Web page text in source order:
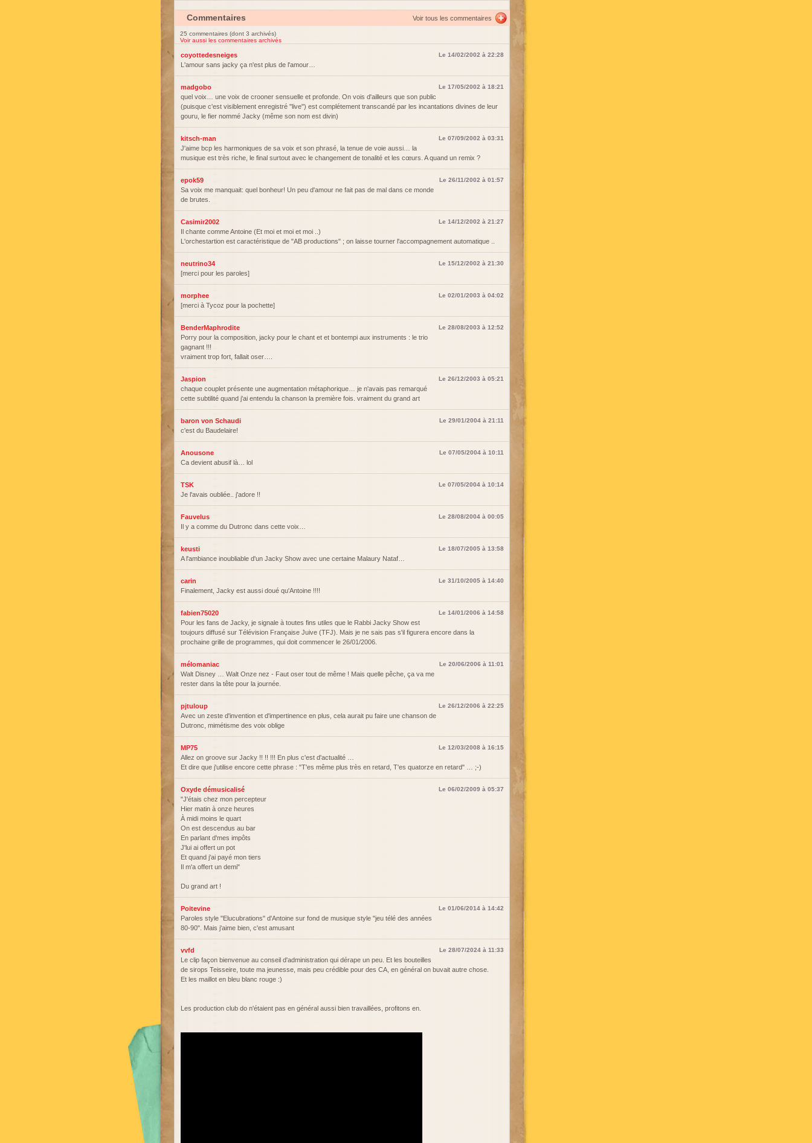
Commentaires Voir tous les commentaires
25 commentaires (dont 3 archivés)
Voir aussi les commentaires archivés
coyottedesneiges Le 14/02/2002 à 22:28
L'amour sans jacky ça n'est plus de l'amour…
madgobo Le 17/05/2002 à 18:21
quel voix… une voix de crooner sensuelle et profonde. On vois d'ailleurs que son public
(puisque c'est visiblement enregistré "live") est complétement transcandé par les incantations divines de leur
gouru, le fier nommé Jacky (même son nom est divin)
kitsch-man Le 07/09/2002 à 03:31
J'aime bcp les harmoniques de sa voix et son phrasé, la tenue de voie aussi… la
musique est très riche, le final surtout avec le changement de tonalité et les cœurs. A quand un remix ?
epok59 Le 26/11/2002 à 01:57
Sa voix me manquait: quel bonheur! Un peu d'amour ne fait pas de mal dans ce monde
de brutes.
Casimir2002 Le 14/12/2002 à 21:27
Il chante comme Antoine (Et moi et moi et moi ..)
L'orchestartion est caractéristique de "AB productions" ; on laisse tourner l'accompagnement automatique ..
neutrino34 Le 15/12/2002 à 21:30
[merci pour les paroles]
morphee Le 02/01/2003 à 04:02
[merci à Tycoz pour la pochette]
BenderMaphrodite Le 28/08/2003 à 12:52
Porry pour la composition, jacky pour le chant et et bontempi aux instruments : le trio
gagnant !!!
vraiment trop fort, fallait oser….
Jaspion Le 26/12/2003 à 05:21
chaque couplet présente une augmentation métaphorique… je n'avais pas remarqué
cette subtilité quand j'ai entendu la chanson la première fois. vraiment du grand art
baron von Schaudi Le 29/01/2004 à 21:11
c'est du Baudelaire!
Anousone Le 07/05/2004 à 10:11
Ca devient abusif là… lol
TSK Le 07/05/2004 à 10:14
Je l'avais oubliée.. j'adore !!
Fauvelus Le 28/08/2004 à 00:05
Il y a comme du Dutronc dans cette voix…
keusti Le 18/07/2005 à 13:58
A l'ambiance inoubliable d'un Jacky Show avec une certaine Malaury Nataf…
carin Le 31/10/2005 à 14:40
Finalement, Jacky est aussi doué qu'Antoine !!!!
fabien75020 Le 14/01/2006 à 14:58
Pour les fans de Jacky, je signale à toutes fins utiles que le Rabbi Jacky Show est
toujours diffusé sur Télévision Française Juive (TFJ). Mais je ne sais pas s'il figurera encore dans la
prochaine grille de programmes, qui doit commencer le 26/01/2006.
mélomaniac Le 20/06/2006 à 11:01
Walt Disney … Walt Onze nez - Faut oser tout de même ! Mais quelle pêche, ça va me
rester dans la tête pour la journée.
pjtuloup Le 26/12/2006 à 22:25
Avec un zeste d'invention et d'impertinence en plus, cela aurait pu faire une chanson de
Dutronc, mimétisme des voix oblige
MP75 Le 12/03/2008 à 16:15
Allez on groove sur Jacky !! !! !!! En plus c'est d'actualité …
Et dire que j'utilise encore cette phrase : "T'es même plus très en retard, T'es quatorze en retard" … ;-)
Oxyde démusicalisé Le 06/02/2009 à 05:37
"J'étais chez mon percepteur
Hier matin à onze heures
À midi moins le quart
On est descendus au bar
En parlant d'mes impôts
J'lui ai offert un pot
Et quand j'ai payé mon tiers
Il m'a offert un demi"
Du grand art !
Poitevine Le 01/06/2014 à 14:42
Paroles style "Elucubrations" d'Antoine sur fond de musique style "jeu télé des années
80-90". Mais j'aime bien, c'est amusant
vvfd Le 28/07/2024 à 11:33
Le clip façon bienvenue au conseil d'administration qui dérape un peu. Et les bouteilles
de sirops Teisseire, toute ma jeunesse, mais peu crédible pour des CA, en général on buvait autre chose.
Et les maillot en bleu blanc rouge :)
Les production club do n'étaient pas en général aussi bien travaillées, profitons en.